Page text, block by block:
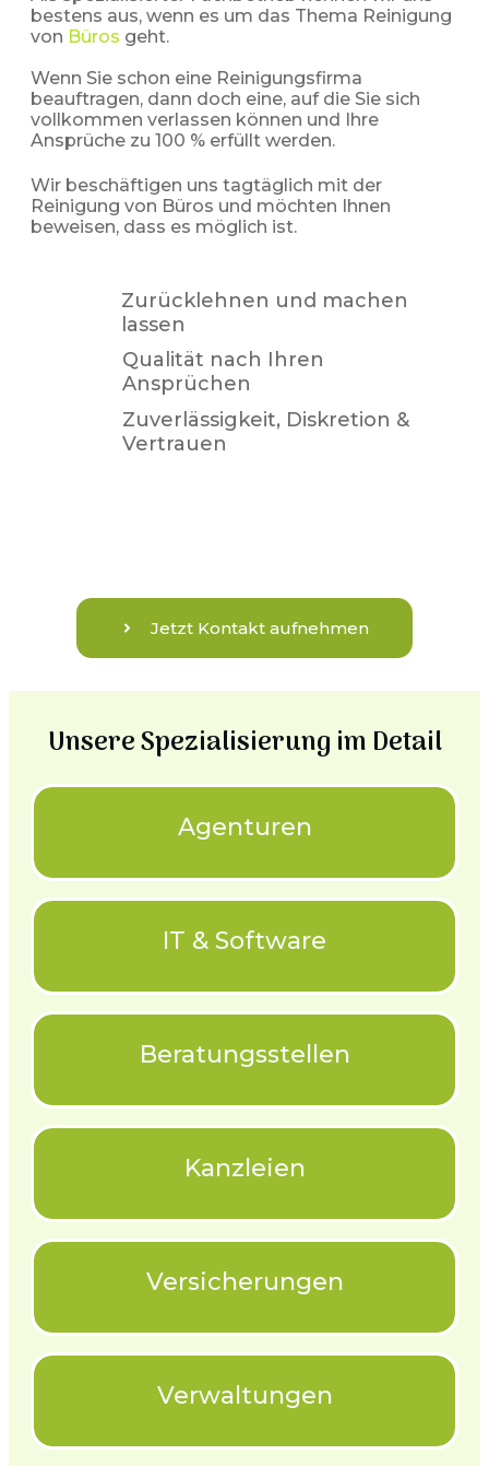
bestens aus, wenn es um das Thema Reinigung
von Büros geht.
Wenn Sie schon eine Reinigungsfirma
beauftragen, dann doch eine, auf die Sie sich
vollkommen verlassen können und Ihre
Ansprüche zu 100 % erfüllt werden.
Wir beschäftigen uns tagtäglich mit der
Reinigung von Büros und möchten Ihnen
beweisen, dass es möglich ist.
Zurücklehnen und machen
lassen
Qualität nach Ihren
Ansprüchen
Zuverlässigkeit, Diskretion &
Vertrauen
Jetzt Kontakt aufnehmen
Unsere Spezialisierung im Detail
Agenturen
IT & Software
Beratungsstellen
Kanzleien
Versicherungen
Verwaltungen